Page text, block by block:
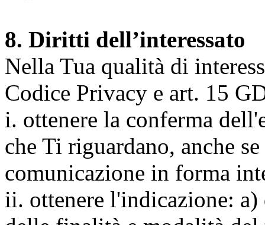
8. Diritti dell’interessato
Nella Tua qualità di
Codice Privacy e art. 15
i. ottenere la conferma
che Ti riguardano, anche
comunicazione in forma
ii. ottenere l'indicazione: